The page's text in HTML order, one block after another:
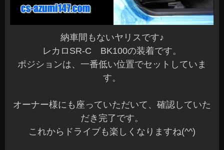
納車間もないヤリスです♪
レカロSR-C BK100の装着です。
ポジションは、一番低い位置でセットしていま
す。
オーナー様にも座っていただいて、確認していた
だき完了です。
これからドライブも楽しくなりますね(^^)